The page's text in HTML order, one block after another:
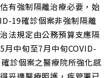
有強制隔離治療必要，始
19確診個案非強制隔離
法規定由公務預算支應隔
中旬至7月中旬COVID-
診個案之醫療院所強化感